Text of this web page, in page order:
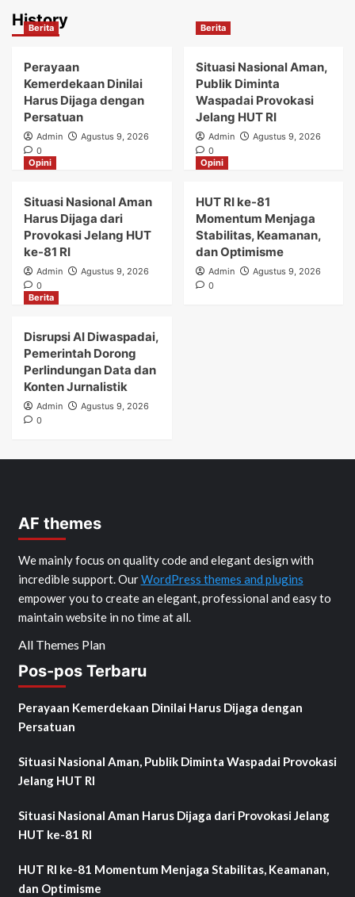
History
Berita
Perayaan
Kemerdekaan Dinilai
Harus Dijaga dengan
Persatuan
Admin
Agustus 9, 2026
0
Berita
Situasi Nasional Aman,
Publik Diminta
Waspadai Provokasi
Jelang HUT RI
Admin
Agustus 9, 2026
0
Opini
Situasi Nasional Aman
Harus Dijaga dari
Provokasi Jelang HUT
ke-81 RI
Admin
Agustus 9, 2026
0
Opini
HUT RI ke-81
Momentum Menjaga
Stabilitas, Keamanan,
dan Optimisme
Admin
Agustus 9, 2026
0
Berita
Disrupsi AI Diwaspadai,
Pemerintah Dorong
Perlindungan Data dan
Konten Jurnalistik
Admin
Agustus 9, 2026
0
AF themes
We mainly focus on quality code and elegant design with
incredible support. OurWordPress themes and plugins
empower you to create an elegant, professional and easy to
maintain website in no time at all.
All Themes Plan
Pos-pos Terbaru
Perayaan Kemerdekaan Dinilai Harus Dijaga dengan
Persatuan
Situasi Nasional Aman, Publik Diminta Waspadai Provokasi
Jelang HUT RI
Situasi Nasional Aman Harus Dijaga dari Provokasi Jelang
HUT ke-81 RI
HUT RI ke-81 Momentum Menjaga Stabilitas, Keamanan,
dan Optimisme